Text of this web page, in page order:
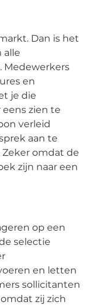
Dan is het
alle
Medewerkers
en
je die
eens zien te
verleid
aan te
omdat de
zijn naar een
op een
selectie
en letten
sollicitanten
zij zich